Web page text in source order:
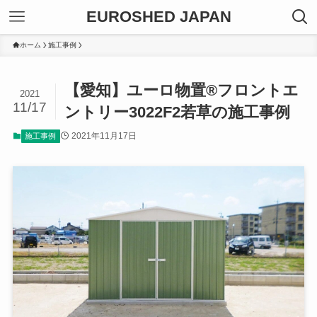
EUROSHED JAPAN
ホーム 施工事例
【愛知】ユーロ物置®フロントエ
ントリー3022F2若草の施工事例
2021
11/17
施工事例 2021年11月17日